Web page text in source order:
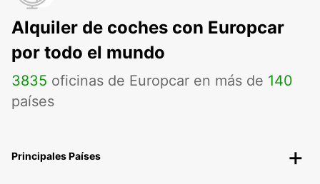
Alquiler de coches con Europcar
por todo el mundo
3835 oficinas de Europcar en más de 140
países
Principales Países